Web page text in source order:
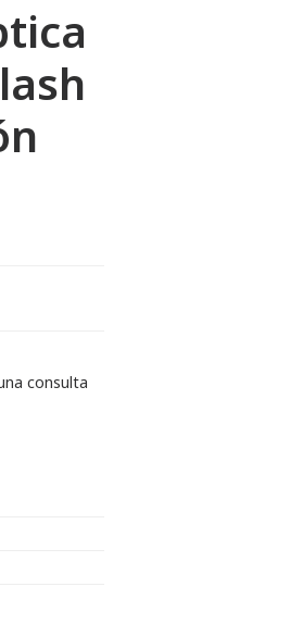
consulta